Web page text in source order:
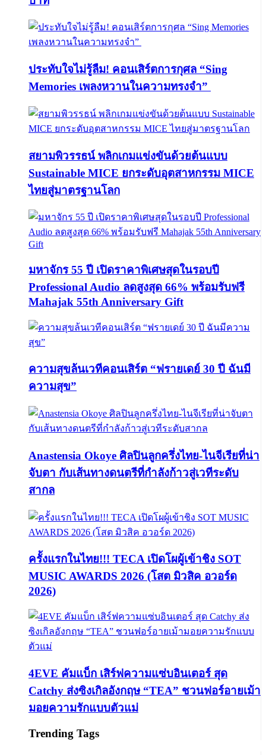
ประทับใจไม่รู้ลืม! คอนเสิร์ตการกุศล “Sing
Memories เพลงหวานในความทรงจำ”
สยามพิวรรธน์ พลิกเกมแข่งขันด้วยต้นแบบ
Sustainable MICE ยกระดับอุตสาหกรรม MICE
ไทยสู่มาตรฐานโลก
มหาจักร 55 ปี เปิดราคาพิเศษสุดในรอบปี
Professional Audio ลดสูงสุด 66% พร้อมรับฟรี
Mahajak 55th Anniversary Gift
ความสุขล้นเวทีคอนเสิร์ต “ฟรายเดย์ 30 ปี ฉันมี
ความสุข”
Anastensia Okoye ศิลปินลูกครึ่งไทย-ไนจีเรียที่น่า
จับตา กับเส้นทางดนตรีที่กำลังก้าวสู่เวทีระดับ
สากล
ครั้งแรกในไทย!!! TECA เปิดโผผู้เข้าชิง SOT
MUSIC AWARDS 2026 (โสต มิวสิค อวอร์ด
2026)
4EVE คัมแบ็ก เสิร์ฟความแซ่บอินเตอร์ สุด
Catchy ส่งซิงเกิลอังกฤษ “TEA” ชวนฟอร์อายเม้า
มอยความรักแบบตัวแม่
Trending Tags